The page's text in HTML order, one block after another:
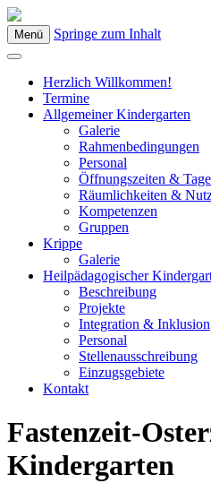
Kindergarten
Menü Springe zum Inhalt
Herzlich Willkommen!
Termine
Allgemeiner Kindergarten
Galerie
Rahmenbedingungen
Personal
Öffnungszeiten &
Räumlichkeiten &
Kompetenzen
Gruppen
Krippe
Galerie
Heilpädagogischer
Beschreibung
Projekte
Integration & Inklusion
Personal
Stellenausschreibung
Einzugsgebiete
Kontakt
Fastenzeit-
Kindergarten